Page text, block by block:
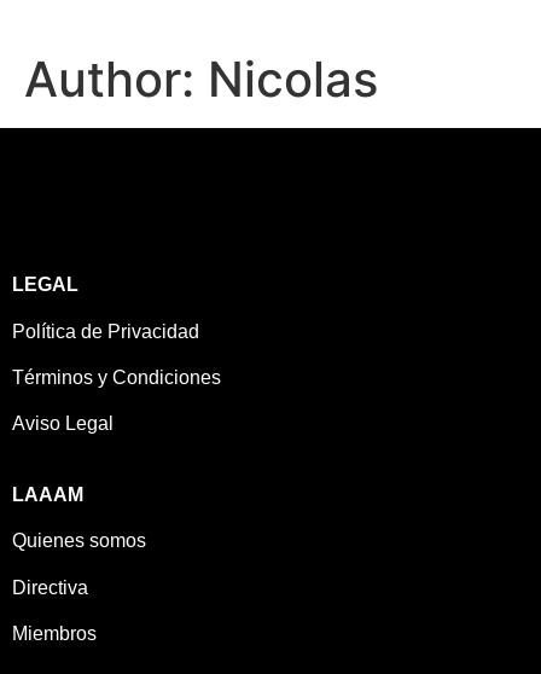
Author: Nicolas
LEGAL
Política de Privacidad
Términos y Condiciones
Aviso Legal
LAAAM
Quienes somos
Directiva
Miembros